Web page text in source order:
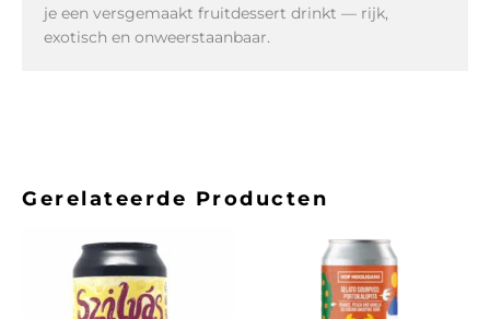
Gerelateerde Producten
je een versgemaakt fruitdessert drinkt — rijk,
exotisch en onweerstaanbaar.